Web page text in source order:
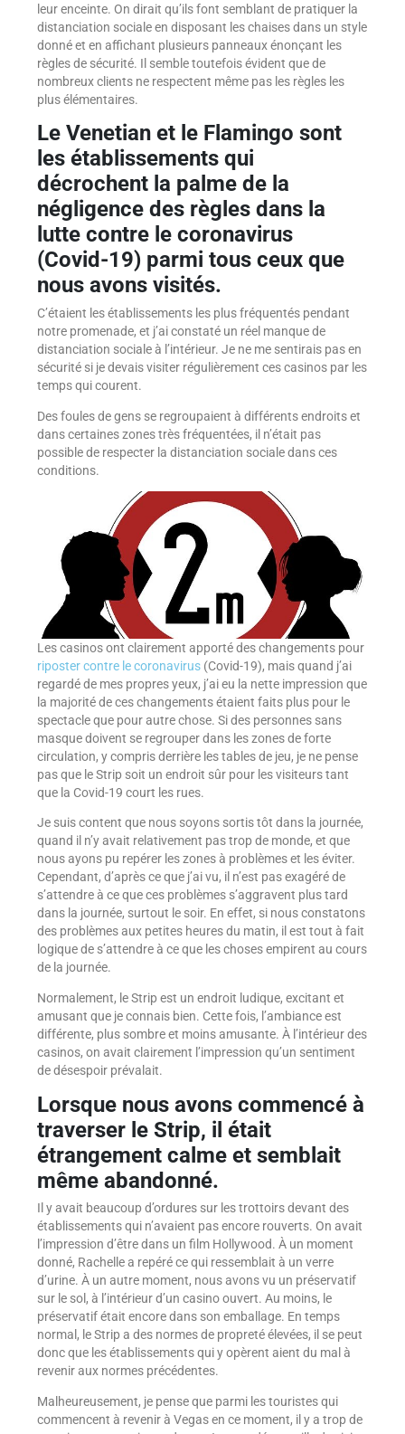
leur enceinte. On dirait qu’ils font semblant de pratiquer la
distanciation sociale en disposant les chaises dans un style
donné et en affichant plusieurs panneaux énonçant les
règles de sécurité. Il semble toutefois évident que de
nombreux clients ne respectent même pas les règles les
plus élémentaires.
Le Venetian et le Flamingo sont
les établissements qui
décrochent la palme de la
négligence des règles dans la
lutte contre le coronavirus
(Covid-19) parmi tous ceux que
nous avons visités.
C’étaient les établissements les plus fréquentés pendant
notre promenade, et j’ai constaté un réel manque de
distanciation sociale à l’intérieur. Je ne me sentirais pas en
sécurité si je devais visiter régulièrement ces casinos par les
temps qui courent.
Des foules de gens se regroupaient à différents endroits et
dans certaines zones très fréquentées, il n’était pas
possible de respecter la distanciation sociale dans ces
conditions.
Les casinos ont clairement apporté des changements pour
riposter contre le coronavirus(Covid-19), mais quand j’ai
regardé de mes propres yeux, j’ai eu la nette impression que
la majorité de ces changements étaient faits plus pour le
spectacle que pour autre chose. Si des personnes sans
masque doivent se regrouper dans les zones de forte
circulation, y compris derrière les tables de jeu, je ne pense
pas que le Strip soit un endroit sûr pour les visiteurs tant
que la Covid-19 court les rues.
Je suis content que nous soyons sortis tôt dans la journée,
quand il n’y avait relativement pas trop de monde, et que
nous ayons pu repérer les zones à problèmes et les éviter.
Cependant, d’après ce que j’ai vu, il n’est pas exagéré de
s’attendre à ce que ces problèmes s’aggravent plus tard
dans la journée, surtout le soir. En effet, si nous constatons
des problèmes aux petites heures du matin, il est tout à fait
logique de s’attendre à ce que les choses empirent au cours
de la journée.
Normalement, le Strip est un endroit ludique, excitant et
amusant que je connais bien. Cette fois, l’ambiance est
différente, plus sombre et moins amusante. À l’intérieur des
casinos, on avait clairement l’impression qu’un sentiment
de désespoir prévalait.
Lorsque nous avons commencé à
traverser le Strip, il était
étrangement calme et semblait
même abandonné.
Il y avait beaucoup d’ordures sur les trottoirs devant des
établissements qui n’avaient pas encore rouverts. On avait
l’impression d’être dans un film Hollywood. À un moment
donné, Rachelle a repéré ce qui ressemblait à un verre
d’urine. À un autre moment, nous avons vu un préservatif
sur le sol, à l’intérieur d’un casino ouvert. Au moins, le
préservatif était encore dans son emballage. En temps
normal, le Strip a des normes de propreté élevées, il se peut
donc que les établissements qui y opèrent aient du mal à
revenir aux normes précédentes.
Malheureusement, je pense que parmi les touristes qui
commencent à revenir à Vegas en ce moment, il y a trop de